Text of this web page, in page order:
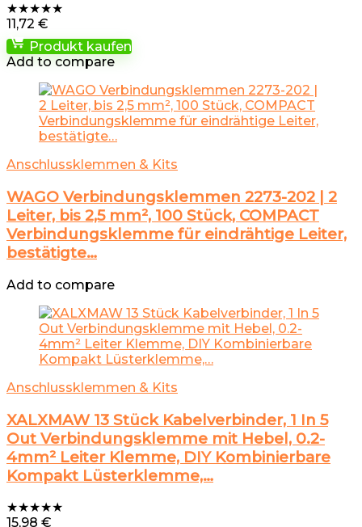
★★★★★
11,72 €
Produkt kaufen
Add to compare
Anschlussklemmen & Kits
WAGO Verbindungsklemmen 2273-202 | 2
Leiter, bis 2,5 mm², 100 Stück, COMPACT
Verbindungsklemme für eindrähtige Leiter,
bestätigte…
Add to compare
Anschlussklemmen & Kits
XALXMAW 13 Stück Kabelverbinder, 1 In 5
Out Verbindungsklemme mit Hebel, 0.2-
4mm² Leiter Klemme, DIY Kombinierbare
Kompakt Lüsterklemme,…
★★★★★
15,98 €